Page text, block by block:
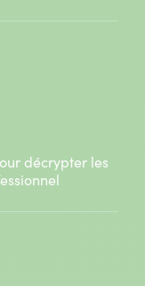
décrypter les